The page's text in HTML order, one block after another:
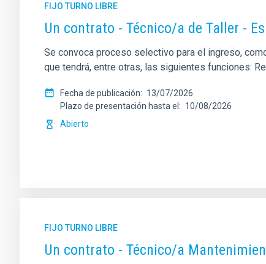
FIJO TURNO LIBRE
Un contrato - Técnico/a de Taller -
Se convoca proceso selectivo para el ingreso,
que tendrá, entre otras, las siguientes funciones:
Fecha de publicación
13/07/2026
Plazo de presentación hasta el
10/08/2026
Abierto
FIJO TURNO LIBRE
Un contrato - Técnico/a